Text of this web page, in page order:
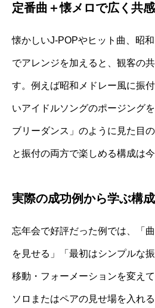
定番曲＋懐メロで広く共
懐かしいJ-POPやヒット曲、昭
でアレンジを加えると、観客の
す。例えば昭和メドレー風に振
いアイドルソングのポージング
ブリーダンス」のように見た目
と振付の両方で楽しめる構成は今
実際の成功例から学ぶ構
忘年会で好評だった例では、「
を見せる」「最初はシンプルな
移動・フォーメーションを変え
ソロまたはペアの見せ場を入れ